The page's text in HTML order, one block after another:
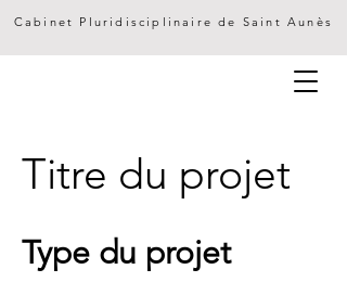
Cabinet Pluridisciplinaire de Saint Aunès
Titre du projet
Type du projet